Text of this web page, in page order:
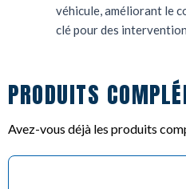
véhicule, améliorant le
clé pour des
PRODUITS
Avez-vous déjà les produits